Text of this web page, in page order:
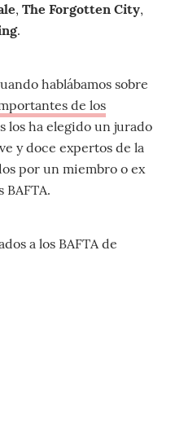
, The Forgotten City,
.
hablábamos sobre
de los
los ha elegido un jurado
y doce expertos de la
por un miembro o ex
a los BAFTA de